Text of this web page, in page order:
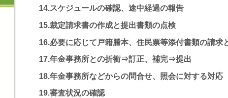
14.スケジュールの確認、途中経過の報告
15.裁定請求書の作成と提出書類の点検
16.必要に応じて戸籍謄本、住民票等添付書類の請求
17.年金事務所との折衝⇒訂正、補完⇒提出
18.年金事務所などからの問合せ、照会に対する対応
19.審査状況の確認